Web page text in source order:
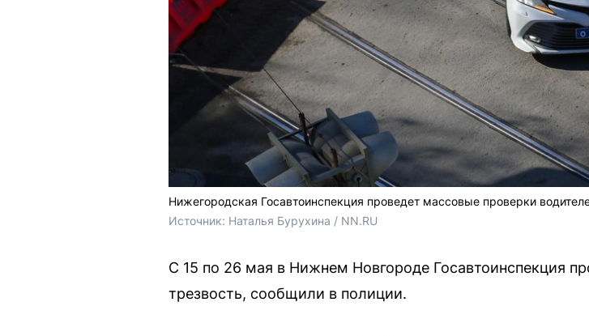
Нижегородская Госавтоинспекция проведет массовые проверки
Источник: Наталья Бурухина / NN.RU
С 15 по 26 мая в Нижнем Новгороде Госавтоинспекция
трезвость, сообщили в полиции.